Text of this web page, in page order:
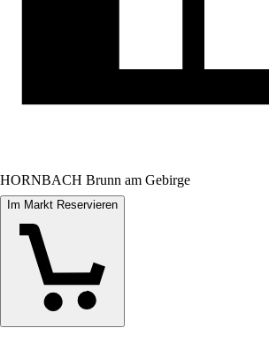
HORNBACH Brunn am Gebirge
Im Markt Reservieren